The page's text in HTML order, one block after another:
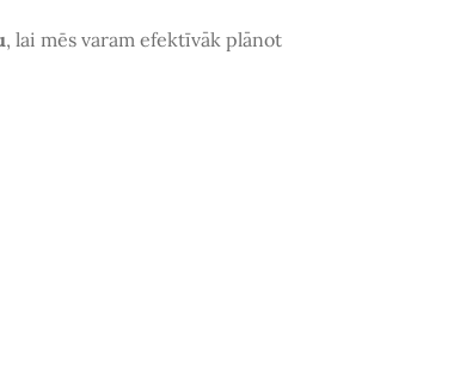
, lai mēs varam efektīvāk plānot